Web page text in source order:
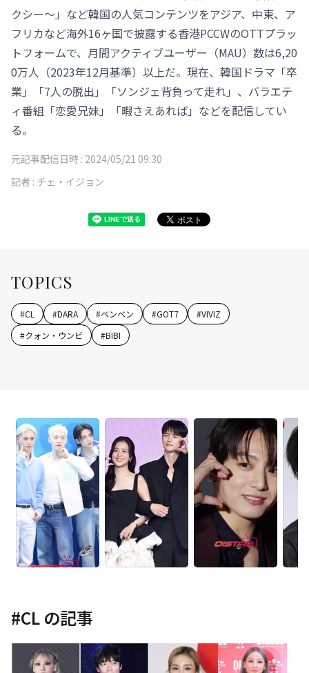
クシー～」など韓国の人気コンテンツをアジア、中東、ア
フリカなど海外16ヶ国で披露する香港PCCWのOTTプラッ
トフォームで、月間アクティブユーザー（MAU）数は6,20
0万人（2023年12月基準）以上だ。現在、韓国ドラマ「卒
業」「7人の脱出」「ソンジェ背負って走れ」、バラエテ
ィ番組「恋愛兄妹」「暇さえあれば」などを配信してい
る。
元記事配信日時 : 2024/05/21 09:30
記者 : チェ・イジョン
TOPICS
#CL #DARA #ベンベン #GOT7 #VIVIZ
#クォン・ウンビ #BIBI
#CL の記事